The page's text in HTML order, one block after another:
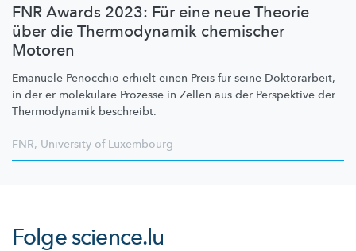
FNR Awards 2023: Für eine neue Theorie
über die Thermodynamik chemischer
Motoren
Emanuele Penocchio erhielt einen Preis für seine Doktorarbeit,
in der er molekulare Prozesse in Zellen aus der Perspektive der
Thermodynamik beschreibt.
FNR, University of Luxembourg
Folgescience.lu